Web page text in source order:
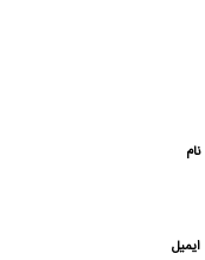
نام
ایمیل